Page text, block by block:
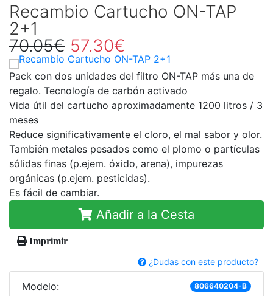
Recambio Cartucho ON-TAP
2+1
70.05€ 57.30€
Pack con dos unidades del filtro ON-TAP más una de
regalo. Tecnología de carbón activado
Vida útil del cartucho aproximadamente 1200 litros / 3
meses
Reduce significativamente el cloro, el mal sabor y olor.
También metales pesados como el plomo o partículas
sólidas finas (p.ejem. óxido, arena), impurezas
orgánicas (p.ejem. pesticidas).
Es fácil de cambiar.
Añadir a la Cesta
Imprimir
¿Dudas con este producto?
Modelo: 806640204-B